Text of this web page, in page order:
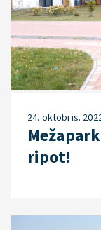
24. oktobris.
ripot!